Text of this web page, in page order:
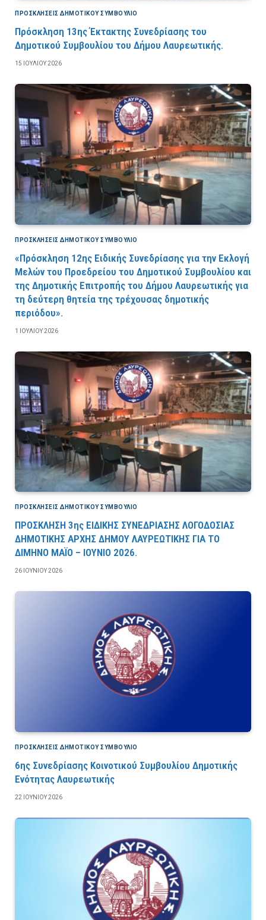
ΠΡΟΣΚΛΉΣΕΙΣ ΔΗΜΟΤΙΚΟΎ ΣΥΜΒΟΎΛΙΟ
Πρόσκληση 13ης Έκτακτης Συνεδρίασης του
Δημοτικού Συμβουλίου του Δήμου Λαυρεωτικής.
15 ΙΟΥΛΊΟΥ 2026
ΠΡΟΣΚΛΉΣΕΙΣ ΔΗΜΟΤΙΚΟΎ ΣΥΜΒΟΎΛΙΟ
«Πρόσκληση 12ης Ειδικής Συνεδρίασης για την Εκλογή
Μελών του Προεδρείου του Δημοτικού Συμβουλίου και
της Δημοτικής Επιτροπής του Δήμου Λαυρεωτικής για
τη δεύτερη θητεία της τρέχουσας δημοτικής
περιόδου».
1 ΙΟΥΛΊΟΥ 2026
ΠΡΟΣΚΛΉΣΕΙΣ ΔΗΜΟΤΙΚΟΎ ΣΥΜΒΟΎΛΙΟ
ΠΡΟΣΚΛΗΣΗ 3ης ΕΙΔΙΚΗΣ ΣΥΝΕΔΡΙΑΣΗΣ ΛΟΓΟΔΟΣΙΑΣ
ΔΗΜΟΤΙΚΗΣ ΑΡΧΗΣ ΔΗΜΟΥ ΛΑΥΡΕΩΤΙΚΗΣ ΓΙΑ ΤΟ
ΔΙΜΗΝΟ ΜΑΪΟ – ΙΟΥΝΙΟ 2026.
26 ΙΟΥΝΊΟΥ 2026
ΠΡΟΣΚΛΉΣΕΙΣ ΔΗΜΟΤΙΚΟΎ ΣΥΜΒΟΎΛΙΟ
6ης Συνεδρίασης Κοινοτικού Συμβουλίου Δημοτικής
Ενότητας Λαυρεωτικής
22 ΙΟΥΝΊΟΥ 2026